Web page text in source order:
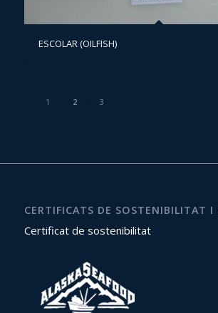
ESCOLAR (OILFISH)
1 2 3
CERTIFICATS DE SOSTENIBILITAT
Certificat de sostenibilitat